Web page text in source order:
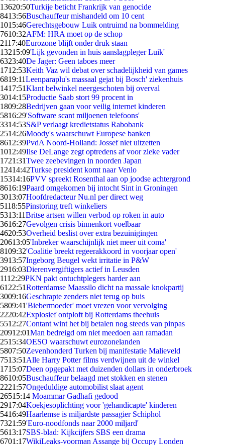
13620:50Turkije beticht Frankrijk van genocide
8413:56Buschauffeur mishandeld om 10 cent
1015:46Gerechtsgebouw Luik ontruimd na bommelding
7610:32AFM: HRA moet op de schop
2117:40Eurozone blijft onder druk staan
13215:09'Lijk gevonden in huis aanslagpleger Luik'
6323:40De Jager: Geen taboes meer
1712:53Keith Vaz wil debat over schadelijkheid van games
6819:11Leenparaplu's massaal gejat bij Bosch' ziekenhuis
1417:51Klant belwinkel neergeschoten bij overval
3014:15Productie Saab stort 99 procent in
1809:28Bedrijven gaan voor veilig internet kinderen
5816:29'Software scant miljoenen telefoons'
3314:53S&P verlaagt kredietstatus Rabobank
2514:26Moody's waarschuwt Europese banken
8612:39PvdA Noord-Holland: Jossef niet uitzetten
1012:49Ilse DeLange zegt optredens af voor zieke vader
1721:31Twee zeebevingen in noorden Japan
12414:42Turkse president komt naar Venlo
15314:16PVV spreekt Rosenthal aan op joodse achtergrond
8616:19Paard omgekomen bij intocht Sint in Groningen
3013:07Hoofdredacteur Nu.nl per direct weg
5118:55Pinstoring treft winkeliers
5313:11Britse artsen willen verbod op roken in auto
3616:27Gevolgen crisis binnenkort voelbaar
4620:53Overheid beslist over extra bezuinigingen
20613:05'Inbreker waarschijnlijk niet meer uit coma'
8109:32'Coalitie breekt regeerakkoord in voorjaar open'
3913:57Ingeborg Beugel wekt irritatie in P&W
2916:03Dierenvergiftigers actief in Leusden
1112:29PKN pakt ontuchtplegers harder aan
61 22:51Rotterdamse Maassilo dicht na massale knokpartij
3009:16Geschrapte zenders niet terug op buis
5809:41'Biebermoeder' moet vrezen voor vervolging
2220:42Explosief ontploft bij Rotterdams theehuis
5512:27Contant wint het bij betalen nog steeds van pinpas
20912:01Man bedreigd om niet meedoen aan ramadan
2515:34OESO waarschuwt eurozonelanden
5807:50Zevenhonderd Turken bij manifestatie Malieveld
7513:51 Alle Harry Potter films verdwijnen uit de winkel
1715:07Deen opgepakt met duizenden dollars in onderbroek
8610:05Buschauffeur belaagd met stokken en stenen
2221:57Ongeduldige automobilist slaat agent
26515:14 Moammar Gadhafi gedood
2917:04Koekjesoplichting voor 'gehandicapte' kinderen
5416:49Haarlemse is miljardste passagier Schiphol
7321:59'Euro-noodfonds naar 2000 miljard'
5613:17SBS-blad: Kijkcijfers SBS een drama
6701:17WikiLeaks-voorman Assange bij Occupy Londen